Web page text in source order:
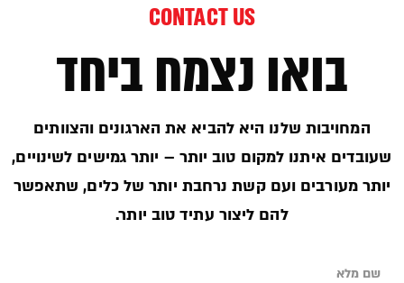
CONTACT US
בואו נצמח ביחד
המחויבות שלנו היא להביא את הארגונים והצוותים
שעובדים איתנו למקום טוב יותר – יותר גמישים לשינויים,
יותר מעורבים ועם קשת נרחבת יותר של כלים, שתאפשר
להם ליצור עתיד טוב יותר.